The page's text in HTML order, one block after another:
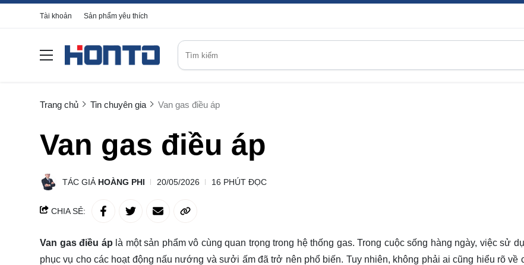
Tài khoản Sản phẩm yêu thích
Trang chủ Tin chuyên gia Van gas điều áp
Van gas điều áp
TÁC GIẢ HOÀNG PHI 20/05/2026 16 PHÚT ĐỌC
CHIA SẺ:
Van gas điều áp là một sản phẩm vô cùng quan trọng trong hệ thống gas. Trong cuộc sống hàng ngày, việc sử
phục vụ cho các hoạt động nấu nướng và sưởi ấm đã trở nên phổ biến. Tuy nhiên, không phải ai cũng hiểu rõ về